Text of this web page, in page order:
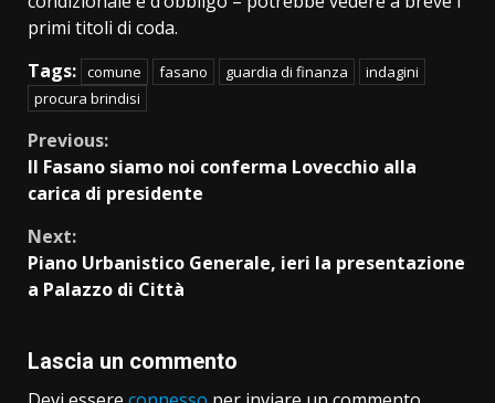
primi titoli di coda.
Tags: comune fasano guardia di finanza
indagini
procura brindisi
Continue
Reading
Previous:
Il Fasano siamo noi conferma Lovecchio alla
carica di presidente
Next:
Piano Urbanistico Generale, ieri la presentazione
a Palazzo di Città
Lascia un commento